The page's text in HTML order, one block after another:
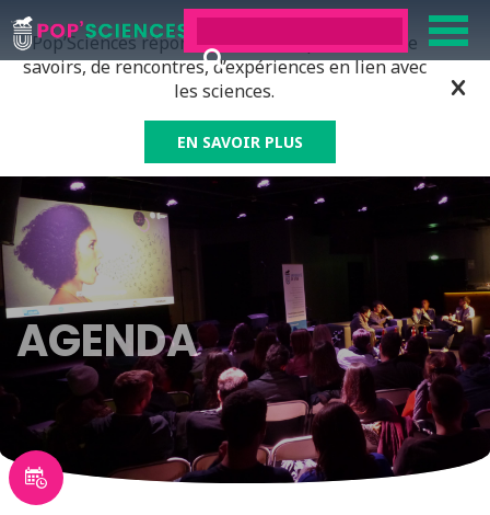
Pop’Sciences répond à tous ceux qui ont soif de
savoirs, de rencontres, d’expériences en lien avec
les sciences.
EN SAVOIR PLUS
AGENDA